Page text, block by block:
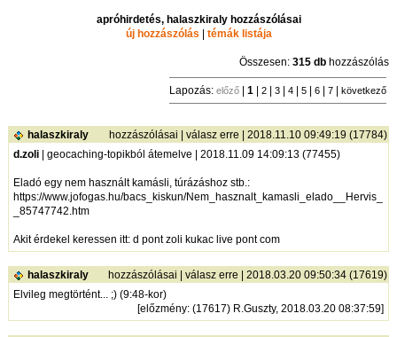
apróhirdetés, halaszkiraly hozzászólásai
új hozzászólás
témák listája
Összesen:315 db hozzászólás
Lapozás:előző |1 2 3 4 5 6 7 |következő
halaszkiraly hozzászólásai |válasz erre | 2018.11.10 09:49:19 (17784)
d.zoli | geocaching-topikból átemelve | 2018.11.09 14:09:13 (77455)
Eladó egy nem használt kamásli, túrázáshoz stb.:
https://www.jofogas.hu/bacs_kiskun/Nem_hasznalt_kamasli_elado__Hervis_
_85747742.htm
Akit érdekel keressen itt: d pont zoli kukac live pont com
halaszkiraly hozzászólásai |válasz erre | 2018.03.20 09:50:34 (17619)
Elvileg megtörtént... ;) (9:48-kor)
[előzmény: (17617) R.Guszty, 2018.03.20 08:37:59]